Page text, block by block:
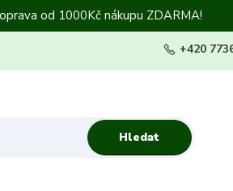
od 1000Kč nákupu ZDARMA!
Hledat
+420